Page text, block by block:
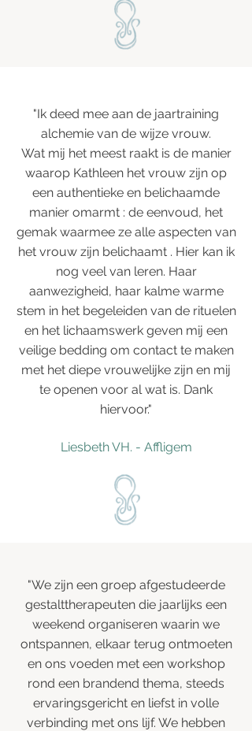
"Ik deed mee aan de jaartraining
alchemie van de wijze vrouw.
Wat mij het meest raakt is de manier
waarop Kathleen het vrouw zijn op
een authentieke en belichaamde
manier omarmt : de eenvoud, het
gemak waarmee ze alle aspecten van
het vrouw zijn belichaamt . Hier kan ik
nog veel van leren. Haar
aanwezigheid, haar kalme warme
stem in het begeleiden van de rituelen
en het lichaamswerk geven mij een
veilige bedding om contact te maken
met het diepe vrouwelijke zijn en mij
te openen voor al wat is. Dank
hiervoor."
Liesbeth VH. - Affligem
"We zijn een groep afgestudeerde
gestalttherapeuten die jaarlijks een
weekend organiseren waarin we
ontspannen, elkaar terug ontmoeten
en ons voeden met een workshop
rond een brandend thema, steeds
ervaringsgericht en liefst in volle
verbinding met ons lijf. We hebben